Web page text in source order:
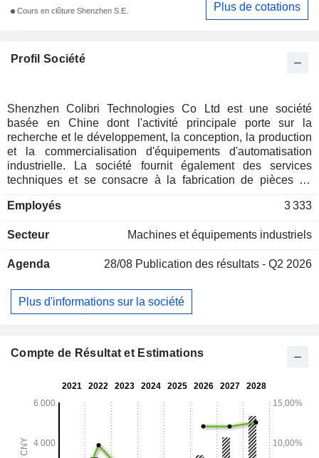
Profil Société
Shenzhen Colibri Technologies Co Ltd est une société
basée en Chine dont l'activité principale porte sur la
recherche et le développement, la conception, la production
et la commercialisation d'équipements d'automatisation
industrielle. La société fournit également des services
techniques et se consacre à la fabrication de pièces de
équipements de test automatisés et d'assemblage
d'automatisation, des pièces de précision et des solutions
principalement utilisés dans les secteurs des terminaux
semi-conducteurs, de l'automobile, des disques durs, de la
santé et d'autres industries. La société exerce
Employés 3 333
Secteur Machines et équipements industriels
Agenda 28/08 Publication des résultats - Q2 2026
Plus d'informations sur la société
Cours en clôture Shenzhen S.E. Plus de cotations
Compte de Résultat et Estimations